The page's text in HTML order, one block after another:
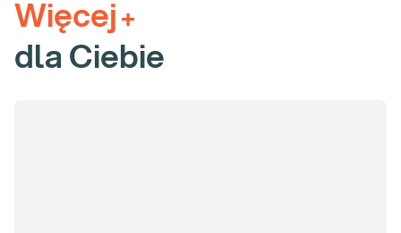
PSA panel (PSA, FPSA, wskaźnik FPSA/PSA).
całkowity jest uznanym markerem raka prostaty, nowotworu
Więcej +
dla Ciebie